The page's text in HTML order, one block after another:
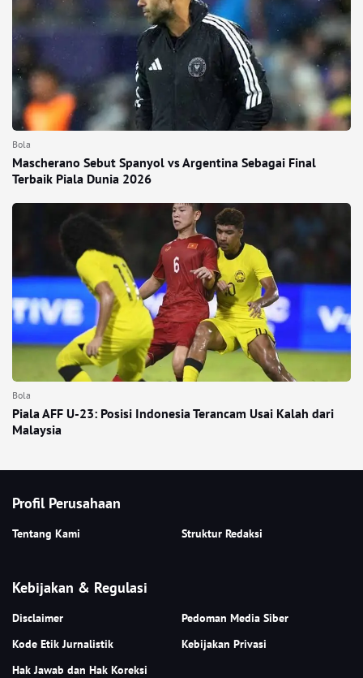
Bola
Mascherano Sebut Spanyol vs Argentina Sebagai Final
Terbaik Piala Dunia 2026
Bola
Piala AFF U-23: Posisi Indonesia Terancam Usai Kalah dari
Malaysia
Profil Perusahaan
Tentang Kami Struktur Redaksi
Kebijakan & Regulasi
Disclaimer
Pedoman Media Siber
Kode Etik Jurnalistik
Kebijakan Privasi
Hak Jawab dan Hak Koreksi